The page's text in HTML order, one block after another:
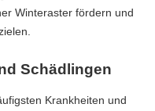
Winteraster fördern und
Schädlingen
Krankheiten und